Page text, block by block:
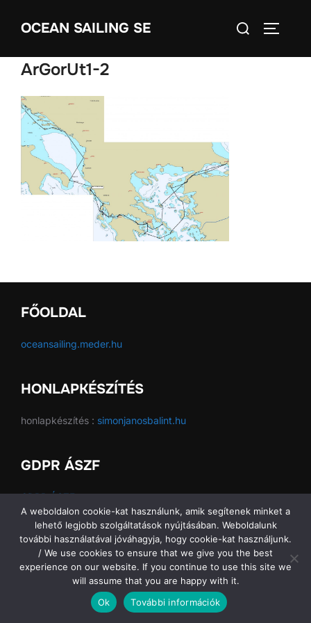
OCEAN SAILING SE
Search
ArGorUt1-2
FŐOLDAL
oceansailing.meder.hu
HONLAPKÉSZÍTÉS
honlapkészítés : simonjanosbalint.hu
GDPR ÁSZF
GDPR ÁSZF
Copyright © 2026 Ocean Sailing SE
A weboldalon cookie-kat használunk, amik segítenek minket a
lehető legjobb szolgáltatások nyújtásában. Weboldalunk
további használatával jóváhagyja, hogy cookie-kat használjunk.
/ We use cookies to ensure that we give you the best
experience on our website. If you continue to use this site we
will assume that you are happy with it.
Ok
További információk